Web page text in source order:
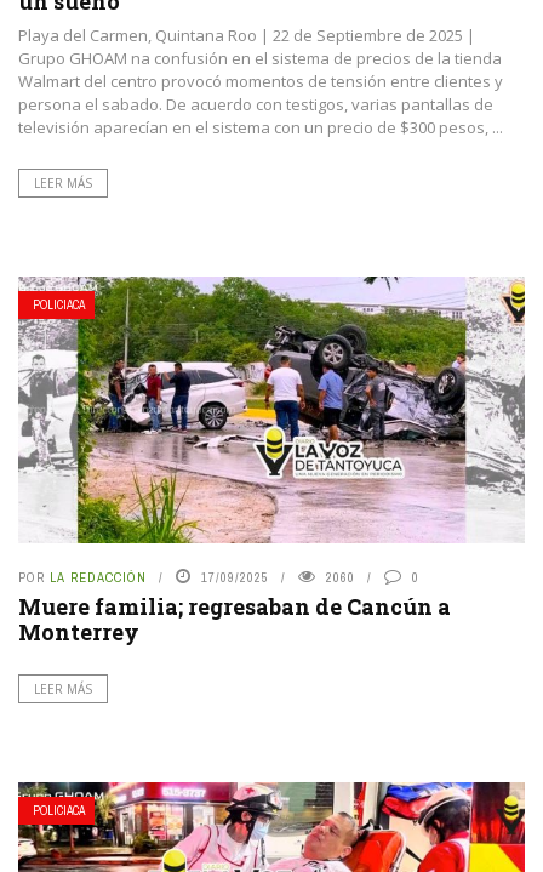
Playa del Carmen, Quintana Roo | 22 de Septiembre de 2025 |
Grupo GHOAM na confusión en el sistema de precios de la tienda
Walmart del centro provocó momentos de tensión entre clientes y
persona el sabado. De acuerdo con testigos, varias pantallas de
televisión aparecían en el sistema con un precio de $300 pesos, ...
LEER MÁS
POLICIACA
POR LA REDACCIÓN 17/09/2025 2060 0
Muere familia; regresaban de Cancún a
Monterrey
LEER MÁS
POLICIACA